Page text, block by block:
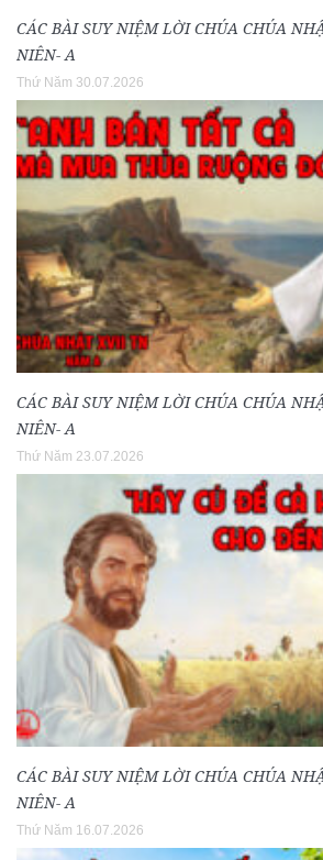
CÁC BÀI SUY NIỆM LỜI CHÚA CHÚA
NIÊN- A
Thứ Năm 30.07.2026
CÁC BÀI SUY NIỆM LỜI CHÚA CHÚA
NIÊN- A
Thứ Năm 23.07.2026
CÁC BÀI SUY NIỆM LỜI CHÚA CHÚA
NIÊN- A
Thứ Năm 16.07.2026